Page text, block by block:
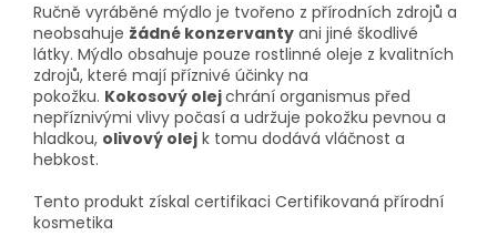
Ručně vyráběné mýdlo je tvořeno z přírodních zdrojů a
neobsahuje žádné konzervanty ani jiné škodlivé
látky. Mýdlo obsahuje pouze rostlinné oleje z kvalitních
zdrojů, které mají příznivé účinky na
pokožku. Kokosový olejchrání organismus před
nepříznivými vlivy počasí a udržuje pokožku pevnou a
hladkou, olivový olej k tomu dodává vláčnost a
hebkost.
Tento produkt získal certifikaci Certifikovaná přírodní
kosmetika